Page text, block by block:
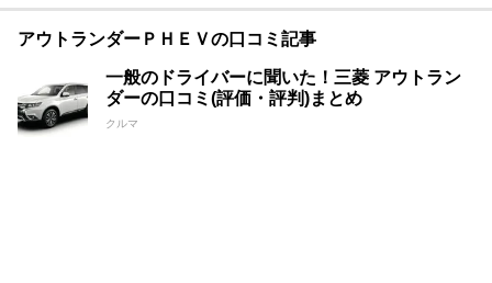
アウトランダーＰＨＥＶの口コミ記事
一般のドライバーに聞いた！三菱 アウトラン
ダーの口コミ(評価・評判)まとめ
クルマ